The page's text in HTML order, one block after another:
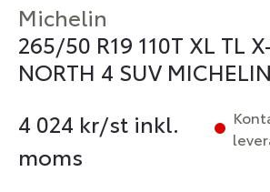
Michelin
265/50 R19 110T XL TL
NORTH 4 SUV MICHELIN
4 024 kr/st inkl.
moms